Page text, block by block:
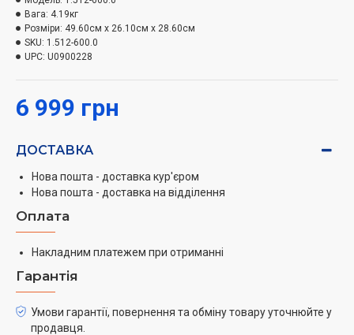
шарніром, що полегшує виконання робіт, і має
пластинчасту підошву, що гарантує чудові результати
прибирання. Серветка для підлоги легко
липучки і швидко знімається без контакту з брудом.
Пароочисник SC 2 EasyFix забезпечує прибирання без
можливості. Під час ретельного очищення твердих
поверхонь знищуються до 99,99 % вірусів* і
поширених у побуті бактерій**. Широкий асортимент
аксесуарів дає змогу вирішувати найрізноманітніші
завдання прибирання - очищати керамічну плитку у
ванній, плиту і витяжку на кухні тощо. При цьому
апарат здатний навіть видаляти стійкі забруднення з
вузьких щілин.
6 999 грн
Вага: 4.19кг
Розміри: 49.60см x 26.10см x 28.60см
SKU: 1.512-600.0
UPC: U0900228
ДОСТАВКА
Нова пошта - доставка кур'єром
Нова пошта - доставка на відділення
Оплата
Накладним платежем при отриманні
Гарантія
Умови гарантії, повернення та обміну товару уточнюйте у
продавця.